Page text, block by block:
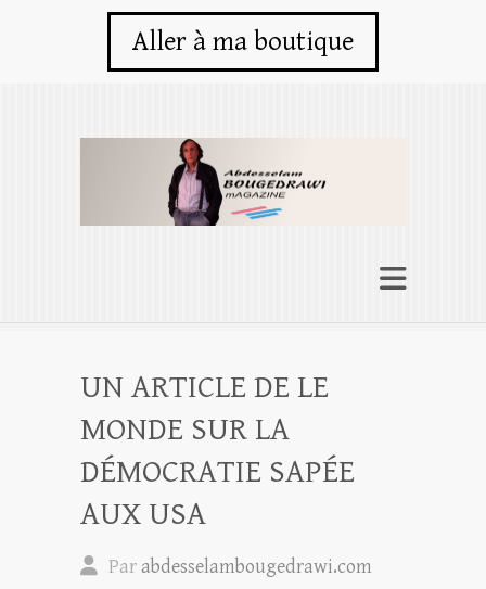
Aller à ma boutique
UN ARTICLE DE LE
MONDE SUR LA
DÉMOCRATIE SAPÉE
AUX USA
Par abdesselambougedrawi.com